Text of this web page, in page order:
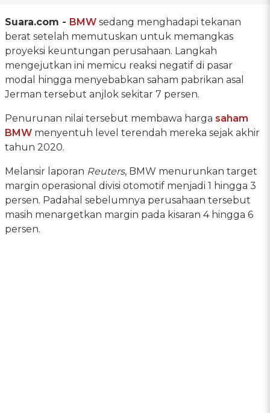
Suara.com - BMW sedang menghadapi tekanan
berat setelah memutuskan untuk memangkas
proyeksi keuntungan perusahaan. Langkah
mengejutkan ini memicu reaksi negatif di pasar
modal hingga menyebabkan saham pabrikan asal
Jerman tersebut anjlok sekitar 7 persen.
Penurunan nilai tersebut membawa harga saham
BMW menyentuh level terendah mereka sejak akhir
tahun 2020.
Melansir laporan Reuters, BMW menurunkan target
margin operasional divisi otomotif menjadi 1 hingga 3
persen. Padahal sebelumnya perusahaan tersebut
masih menargetkan margin pada kisaran 4 hingga 6
persen.